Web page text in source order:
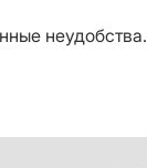
неудобства.